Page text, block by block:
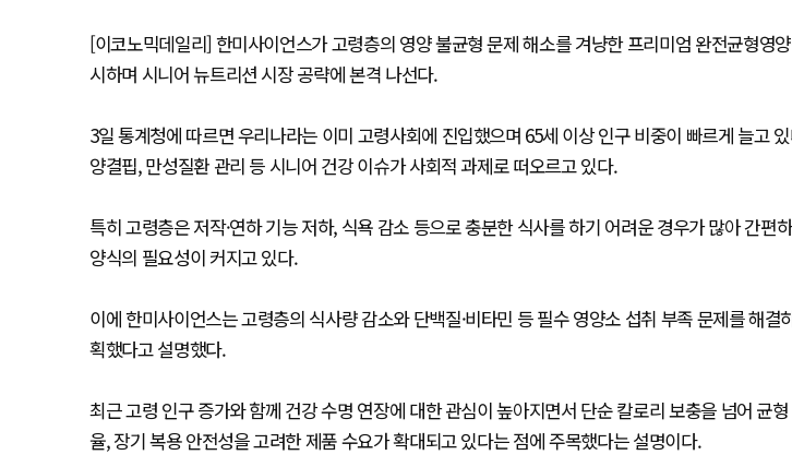
[이코노믹데일리] 한미사이언스가 고령층의 영양 불균형 문제 해소를 겨냥한 프리미엄 완전균형영양
시하며 시니어 뉴트리션 시장 공략에 본격 나선다.
3일 통계청에 따르면 우리나라는 이미 고령사회에 진입했으며 65세 이상 인구 비중이 빠르게 늘고
양결핍, 만성질환 관리 등 시니어 건강 이슈가 사회적 과제로 떠오르고 있다.
특히 고령층은 저작·연하 기능 저하, 식욕 감소 등으로 충분한 식사를 하기 어려운 경우가 많아 간편
양식의 필요성이 커지고 있다.
이에 한미사이언스는 고령층의 식사량 감소와 단백질·비타민 등 필수 영양소 섭취 부족 문제를 해결
획했다고 설명했다.
최근 고령 인구 증가와 함께 건강 수명 연장에 대한 관심이 높아지면서 단순 칼로리 보충을 넘어 균
율, 장기 복용 안전성을 고려한 제품 수요가 확대되고 있다는 점에 주목했다는 설명이다.